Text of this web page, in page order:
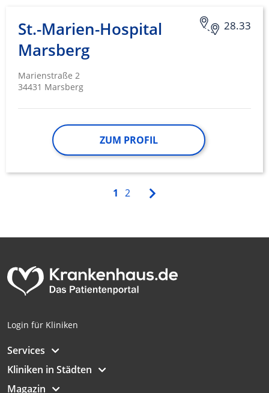
28.33
St.-Marien-Hospital
Marsberg
Marienstraße 2
34431 Marsberg
ZUM PROFIL
1 2
Login für Kliniken
Services
Kliniken in Städten
Magazin